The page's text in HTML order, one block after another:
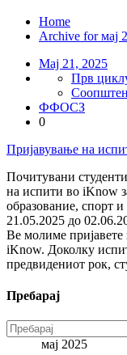
Home
Archive for мај
Мај 21, 2025
Прв
ФФОСЗ
0
Пријавување на
Почитувани
на испити во iKnow
образование, спорт
21.05.2025 до
Ве молиме пријавете
iKnow. Доколку
предвидениот рок,
Пребарај
мај 2025